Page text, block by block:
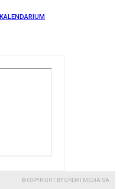
KALENDARIUM
© COPYRIGHT BY GREMI MEDIA SA